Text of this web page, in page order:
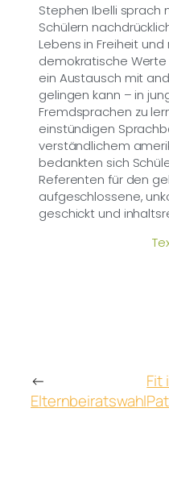
Stephen Ibelli sprach
Schülern
Lebens in Freiheit
demokratische
ein Austausch mit
gelingen kann – in
Fremdsprachen zu
einstündigen
verständlichem
bedankten sich
Referenten für den
aufgeschlossene,
geschickt und
←
Elternbeiratswahl
Fit